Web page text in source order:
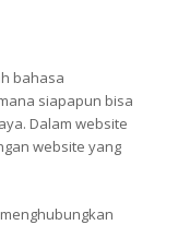
bahasa
siapapun bisa
Dalam website
website yang